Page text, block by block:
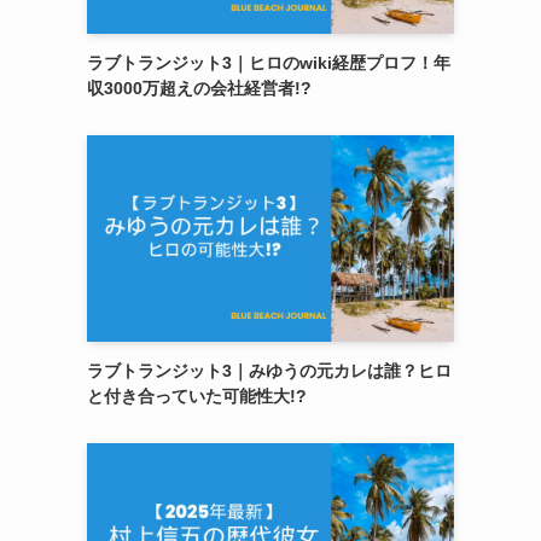
ラブトランジット3｜ヒロのwiki経歴プロフ！年
収3000万超えの会社経営者!?
ラブトランジット3｜みゆうの元カレは誰？ヒロ
と付き合っていた可能性大!?